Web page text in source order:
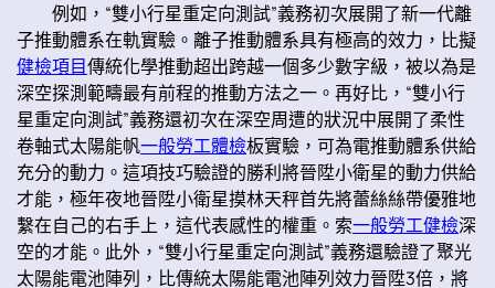
例如，“雙小行星重定向測試”義務初次展開了新一代離
子推動體系在軌實驗。離子推動體系具有極高的效力，比擬
健檢項目傳統化學推動超出跨越一個多少數字級，被以為是
深空探測範疇最有前程的推動方法之一。再好比，“雙小行
星重定向測試”義務還初次在深空周遭的狀況中展開了柔性
卷軸式太陽能帆一般勞工體檢板實驗，可為電推動體系供給
充分的動力。這項技巧驗證的勝利將晉陞小衛星的動力供給
才能，極年夜地晉陞小衛星摸林天秤首先將蕾絲絲帶優雅地
繫在自己的右手上，這代表感性的權重。索一般勞工健檢深
空的才能。此外，“雙小行星重定向測試”義務還驗證了聚光
太陽能電池陣列，比傳統太陽能電池陣列效力晉陞3倍，將